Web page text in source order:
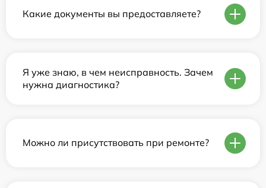
Какие документы вы предоставляете?
Я уже знаю, в чем неисправность. Зачем
нужна диагностика?
Можно ли присутствовать при ремонте?